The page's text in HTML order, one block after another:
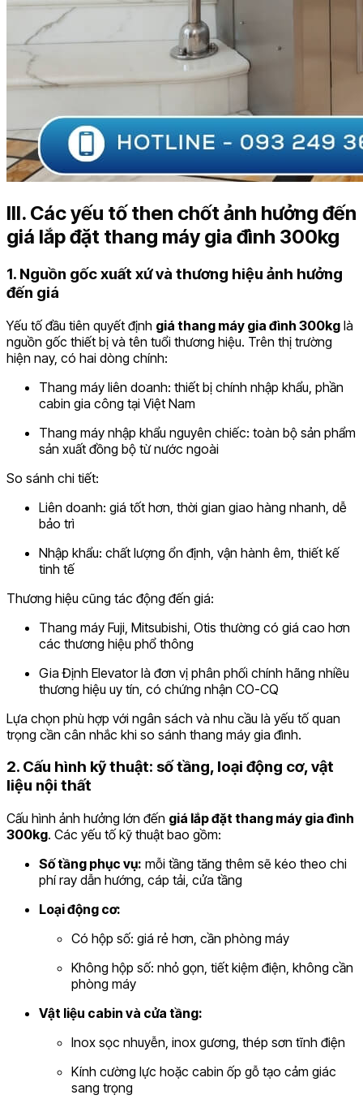
III. Các yếu tố then chốt ảnh hưởng đến
giá lắp đặt thang máy gia đình 300kg
1. Nguồn gốc xuất xứ và thương hiệu ảnh hưởng
đến giá
Yếu tố đầu tiên quyết định giá thang máy gia đình 300kg là
nguồn gốc thiết bị và tên tuổi thương hiệu. Trên thị trường
hiện nay, có hai dòng chính:
Thang máy liên doanh: thiết bị chính nhập khẩu, phần
cabin gia công tại Việt Nam
Thang máy nhập khẩu nguyên chiếc: toàn bộ sản phẩm
sản xuất đồng bộ từ nước ngoài
So sánh chi tiết:
Liên doanh: giá tốt hơn, thời gian giao hàng nhanh, dễ
bảo trì
Nhập khẩu: chất lượng ổn định, vận hành êm, thiết kế
tinh tế
Thương hiệu cũng tác động đến giá:
Thang máy Fuji, Mitsubishi, Otis thường có giá cao hơn
các thương hiệu phổ thông
Gia Định Elevator là đơn vị phân phối chính hãng nhiều
thương hiệu uy tín, có chứng nhận CO-CQ
Lựa chọn phù hợp với ngân sách và nhu cầu là yếu tố quan
trọng cần cân nhắc khi so sánh thang máy gia đình.
2. Cấu hình kỹ thuật: số tầng, loại động cơ, vật
liệu nội thất
Cấu hình ảnh hưởng lớn đến giá lắp đặt thang máy gia đình
300kg. Các yếu tố kỹ thuật bao gồm:
Số tầng phục vụ: mỗi tầng tăng thêm sẽ kéo theo chi
phí ray dẫn hướng, cáp tải, cửa tầng
Loại động cơ:
Có hộp số: giá rẻ hơn, cần phòng máy
Không hộp số: nhỏ gọn, tiết kiệm điện, không cần
phòng máy
Vật liệu cabin và cửa tầng:
Inox sọc nhuyễn, inox gương, thép sơn tĩnh điện
Kính cường lực hoặc cabin ốp gỗ tạo cảm giác
sang trọng